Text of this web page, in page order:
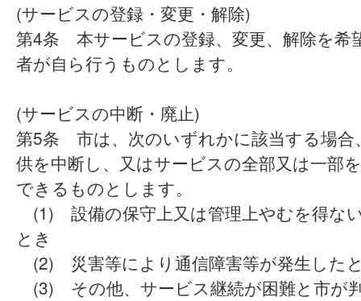
(サービスの登録・変更・解除)
第4条 本サービスの登録、変更、解除を希
者が自ら行うものとします。
(サービスの中断・廃止)
第5条 市は、次のいずれかに該当する場合
供を中断し、又はサービスの全部又は一部
できるものとします。
(1) 設備の保守上又は管理上やむを得な
とき
(2) 災害等により通信障害等が発生した
(3) その他、サービス継続が困難と市が